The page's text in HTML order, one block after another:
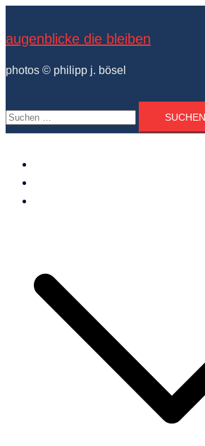
springen
augenblicke die bleiben
photos © philipp j. bösel
Suchen
nach: